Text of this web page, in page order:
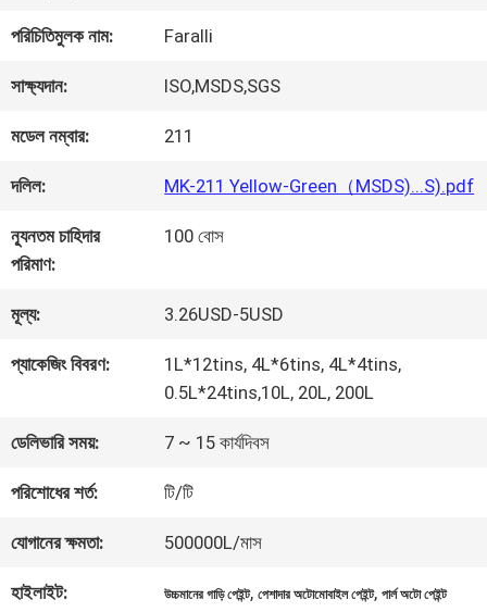
আমাদের
সম্পর্কে
কারখানা
ভ্রমণ
মান
নিয়ন্ত্রণ
আমাদের
সাথে
যোগাযোগ
করুন
পরিচিতিমুলক নাম: Faralli
সাক্ষ্যদান: ISO,MSDS,SGS
মডেল নম্বার: 211
দলিল: MK-211 Yellow-Green（MSDS)...S).pdf
ন্যূনতম চাহিদার
পরিমাণ:
100 বোস
মূল্য: 3.26USD-5USD
প্যাকেজিং বিবরণ:
1L*12tins, 4L*6tins, 4L*4tins,
0.5L*24tins,10L, 20L, 200L
ডেলিভারি সময়: 7 ~ 15 কার্যদিবস
পরিশোধের শর্ত: টি/টি
যোগানের ক্ষমতা: 500000L/মাস
হাইলাইট: উচ্চমানের গাড়ি পেইন্ট,পেশাদার অটোমোবাইল পেইন্ট,পার্ল অটো পেইন্ট